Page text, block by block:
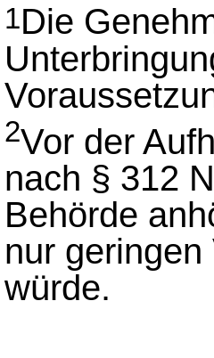
1Die
2Vor der
nach § 312
Behörde
nur
würde.